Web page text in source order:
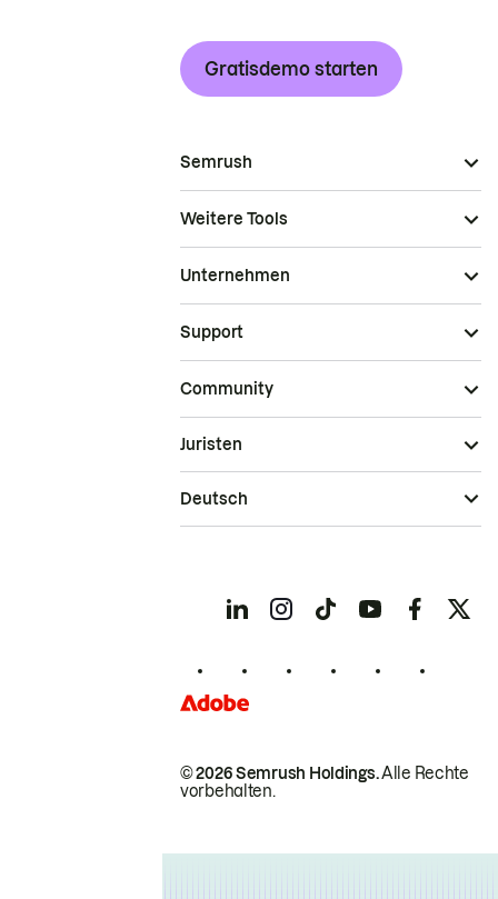
Gratisdemo starten
Semrush
Weitere Tools
Unternehmen
Support
Community
© 2026 Semrush Holdings.Alle Rechte
vorbehalten.
Juristen
Deutsch